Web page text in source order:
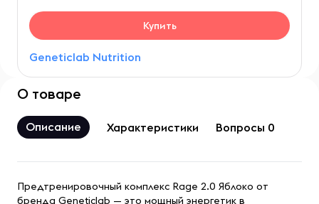
Geneticlab Nutrition
Купить
О товаре
Описание Характеристики Вопросы 0
Предтренировочный комплекс Rage 2.0 Яблоко от
бренда Geneticlab — это мощный энергетик в